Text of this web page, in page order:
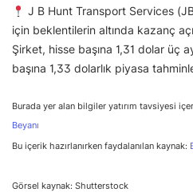
J B Hunt Transport Services
için beklentilerin altında kazanç
Şirket, hisse başına 1,31 dolar üç
başına 1,33 dolarlık piyasa
Burada yer alan bilgiler yatırım tavsiyesi
Beyanı
Bu içerik hazırlanırken faydalanılan kaynak:
Görsel kaynak: Shutterstock